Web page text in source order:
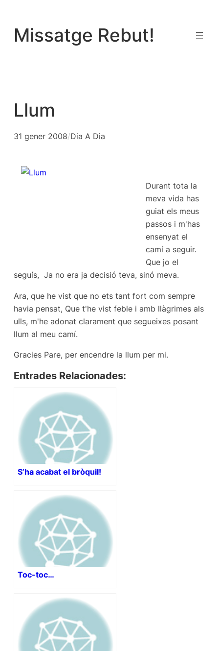
contingut
Missatge Rebut!
Llum
31 gener 2008/Dia A Dia
Durant tota la
meva vida has
guiat els meus
passos i m'has
ensenyat el
camí a seguir.
Que jo el
seguís, Ja no era ja decisió teva, sinó meva.
Ara, que he vist que no ets tant fort com sempre
havia pensat, Que t'he vist feble i amb llàgrimes als
ulls, m'he adonat clarament que segueixes posant
llum al meu camí.
Gracies Pare, per encendre la llum per mi.
Entrades Relacionades:
S’ha acabat el bròquil!
Toc-toc…